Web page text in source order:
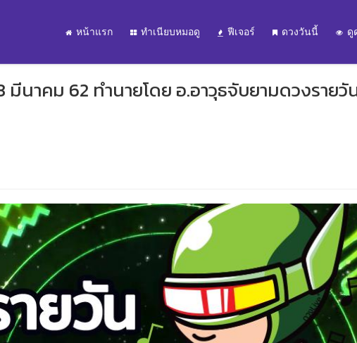
หน้าแรก ทำเนียบหมอดู ฟีเจอร์ ดวงวันนี้ ดู
มีนาคม 62 ทำนายโดย อ.อาวุธจับยามดวงรายวั